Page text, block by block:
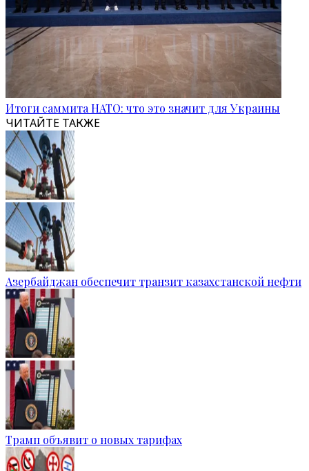
Итоги саммита НАТО: что это значит для Украины
ЧИТАЙТЕ ТАКЖЕ
Азербайджан обеспечит транзит казахстанской нефти
Трамп объявит о новых тарифах